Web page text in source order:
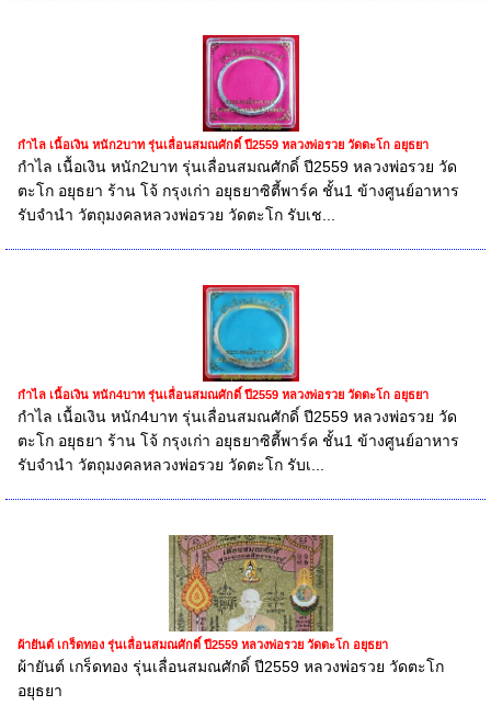
กำไล เนื้อเงิน หนัก2บาท รุ่นเลื่อนสมณศักดิ์ ปี2559 หลวงพ่อรวย วัดตะโก อยุธยา
กำไล เนื้อเงิน หนัก2บาท รุ่นเลื่อนสมณศักดิ์ ปี2559 หลวงพ่อรวย วัด
ตะโก อยุธยา ร้าน โจ้ กรุงเก่า อยุธยาซิตี้พาร์ค ชั้น1 ข้างศูนย์อาหาร
รับจำนำ วัตถุมงคลหลวงพ่อรวย วัดตะโก รับเช...
กำไล เนื้อเงิน หนัก4บาท รุ่นเลื่อนสมณศักดิ์ ปี2559 หลวงพ่อรวย วัดตะโก อยุธยา
กำไล เนื้อเงิน หนัก4บาท รุ่นเลื่อนสมณศักดิ์ ปี2559 หลวงพ่อรวย วัด
ตะโก อยุธยา ร้าน โจ้ กรุงเก่า อยุธยาซิตี้พาร์ค ชั้น1 ข้างศูนย์อาหาร
รับจำนำ วัตถุมงคลหลวงพ่อรวย วัดตะโก รับเ...
ผ้ายันต์ เกร็ดทอง รุ่นเลื่อนสมณศักดิ์ ปี2559 หลวงพ่อรวย วัดตะโก อยุธยา
ผ้ายันต์ เกร็ดทอง รุ่นเลื่อนสมณศักดิ์ ปี2559 หลวงพ่อรวย วัดตะโก
อยุธยา